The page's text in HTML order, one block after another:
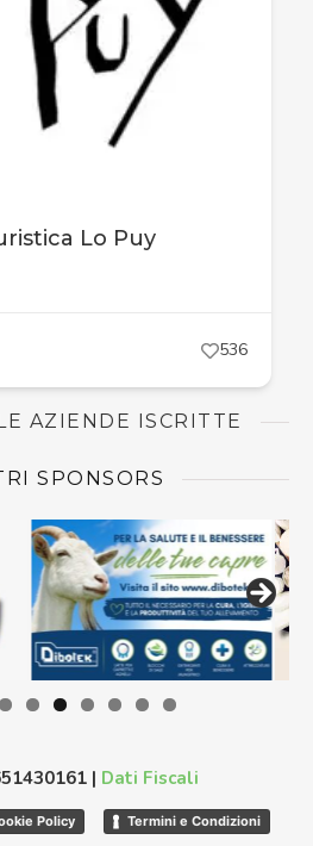
Lo Puy
536
AZIENDE ISCRITTE
SPONSORS
| Dati Fiscali
Policy Termini e Condizioni